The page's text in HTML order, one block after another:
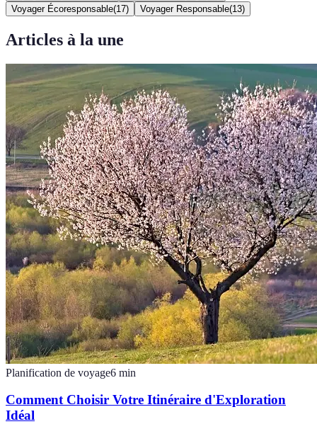
Voyager Écoresponsable(17) Voyager Responsable(13)
Articles à la une
Planification de voyage6 min
Comment Choisir Votre Itinéraire d'Exploration
Idéal